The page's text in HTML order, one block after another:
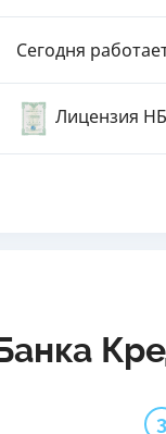
Сегодня
Лицензия
3